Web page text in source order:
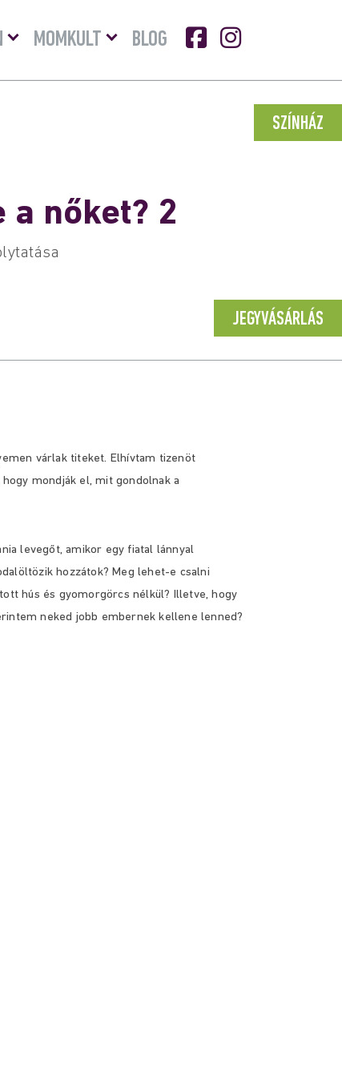
Menü
lenyitásaMOMKULT
Menü
lenyitása
BLOG
SZÍNHÁZ
nőket? 2
JEGYVÁSÁRLÁS
várlak titeket. Elhívtam tizenöt
mondják el, mit gondolnak a
levegőt, amikor egy fiatal lánnyal
hozzátok? Meg lehet-e csalni
hús és gyomorgörcs nélkül? Illetve, hogy
neked jobb embernek kellene lenned?